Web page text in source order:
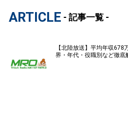
ARTICLE - 記事一覧 -
【北陸放送】平均年収678
界・年代・役職別など徹底